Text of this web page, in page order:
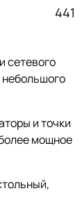
441
сетевого
небольшого
и точки
мощное